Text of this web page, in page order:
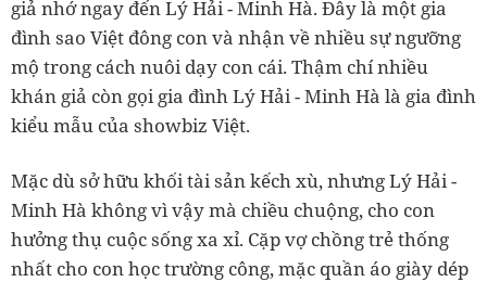
giả nhớ ngay đến Lý Hải - Minh Hà. Đây là một gia
đình sao Việt đông con và nhận về nhiều sự ngưỡng
mộ trong cách nuôi dạy con cái. Thậm chí nhiều
khán giả còn gọi gia đình Lý Hải - Minh Hà là gia đình
kiểu mẫu của showbiz Việt.
Mặc dù sở hữu khối tài sản kếch xù, nhưng Lý Hải -
Minh Hà không vì vậy mà chiều chuộng, cho con
hưởng thụ cuộc sống xa xỉ. Cặp vợ chồng trẻ thống
nhất cho con học trường công, mặc quần áo giày dép